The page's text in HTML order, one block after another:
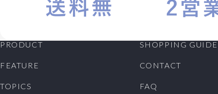
PRODUCT
FEATURE
TOPICS
SHOPPING GUIDE
CONTACT
FAQ